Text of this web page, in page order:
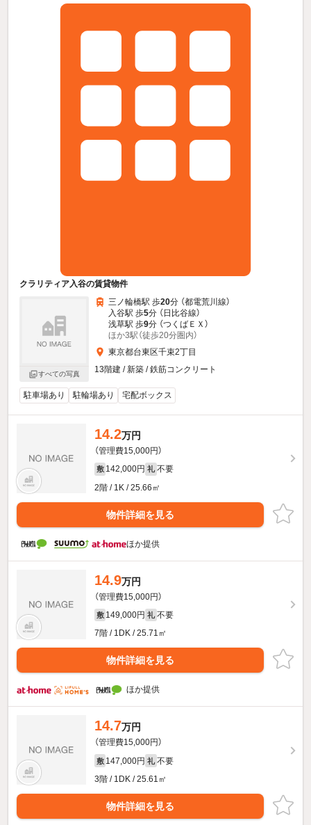
クラリティア入谷の賃貸物件
すべての写真
三ノ輪橋駅 歩20分 （都電荒川線）
入谷駅 歩5分 （日比谷線）
浅草駅 歩9分 （つくばＥＸ）
ほか3駅（徒歩20分圏内）
東京都台東区千束2丁目
13階建 / 新築 / 鉄筋コンクリート
駐車場あり 駐輪場あり 宅配ボックス
14.2万円
（管理費15,000円）
敷 142,000円 礼 不要
2階 / 1K / 25.66㎡
物件詳細を見る
ほか提供
14.9万円
（管理費15,000円）
敷 149,000円 礼 不要
7階 / 1DK / 25.71㎡
物件詳細を見る
ほか提供
14.7万円
（管理費15,000円）
敷 147,000円 礼 不要
3階 / 1DK / 25.61㎡
物件詳細を見る